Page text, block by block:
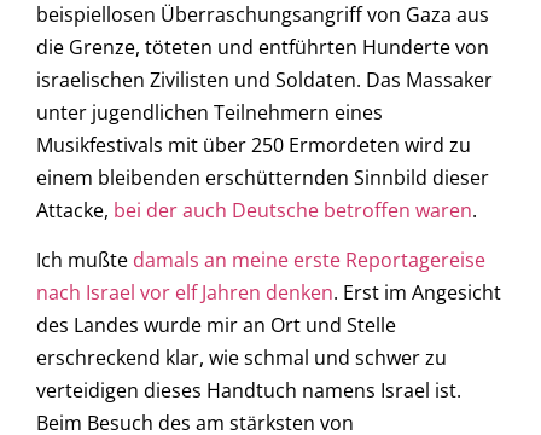
beispiellosen Überraschungsangriff von Gaza aus
die Grenze, töteten und entführten Hunderte von
israelischen Zivilisten und Soldaten. Das Massaker
unter jugendlichen Teilnehmern eines
Musikfestivals mit über 250 Ermordeten wird zu
einem bleibenden erschütternden Sinnbild dieser
Attacke, bei der auch Deutsche betroffen waren.
Ich mußte damals an meine erste Reportagereise
nach Israel vor elf Jahren denken. Erst im Angesicht
des Landes wurde mir an Ort und Stelle
erschreckend klar, wie schmal und schwer zu
verteidigen dieses Handtuch namens Israel ist.
Beim Besuch des am stärksten von